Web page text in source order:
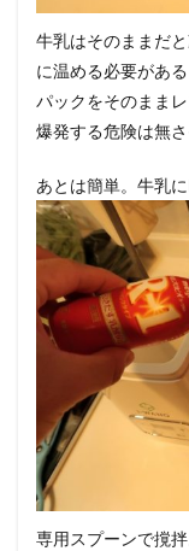
牛乳はそのままだ
に温める必要があ
パックをそのまま
爆発する危険は無
あとは簡単。牛乳
専用スプーンで撹